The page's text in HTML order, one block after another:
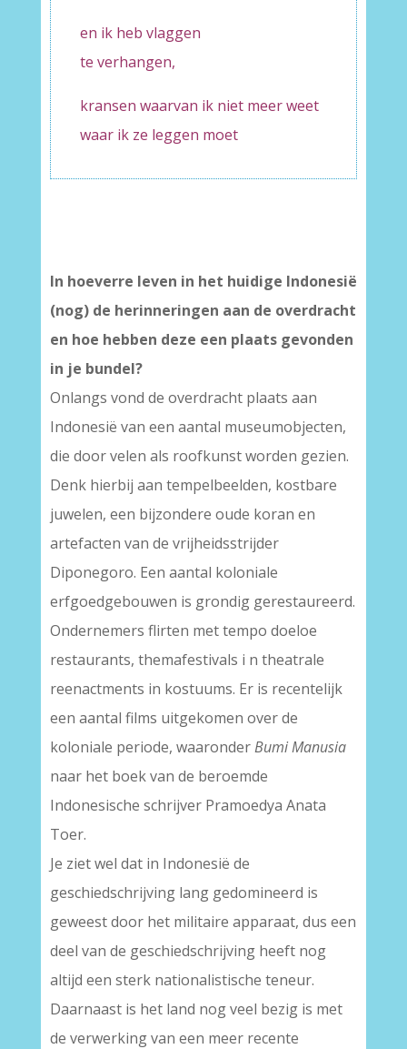
en ik heb vlaggen
te verhangen,
kransen waarvan ik niet meer weet
waar ik ze leggen moet
In hoeverre leven in het huidige Indonesië
(nog) de herinneringen aan de overdracht
en hoe hebben deze een plaats gevonden
in je bundel?
Onlangs vond de overdracht plaats aan
Indonesië van een aantal museumobjecten,
die door velen als roofkunst worden gezien.
Denk hierbij aan tempelbeelden, kostbare
juwelen, een bijzondere oude koran en
artefacten van de vrijheidsstrijder
Diponegoro. Een aantal koloniale
erfgoedgebouwen is grondig gerestaureerd.
Ondernemers flirten met tempo doeloe
restaurants, themafestivals i n theatrale
reenactments in kostuums. Er is recentelijk
een aantal films uitgekomen over de
koloniale periode, waaronderBumi Manusia
naar het boek van de beroemde
Indonesische schrijver Pramoedya Anata
Toer.
Je ziet wel dat in Indonesië de
geschiedschrijving lang gedomineerd is
geweest door het militaire apparaat, dus een
deel van de geschiedschrijving heeft nog
altijd een sterk nationalistische teneur.
Daarnaast is het land nog veel bezig is met
de verwerking van een meer recente